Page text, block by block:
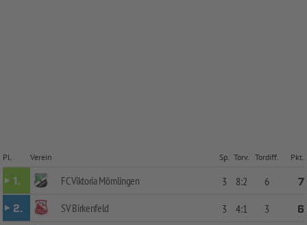
Pl. Verein Sp. Torv. Tordiff. Pkt.
1. FC Viktoria Mömlingen 3 8:2 6
7
2.
SV Birkenfeld 3 4:1 3
6